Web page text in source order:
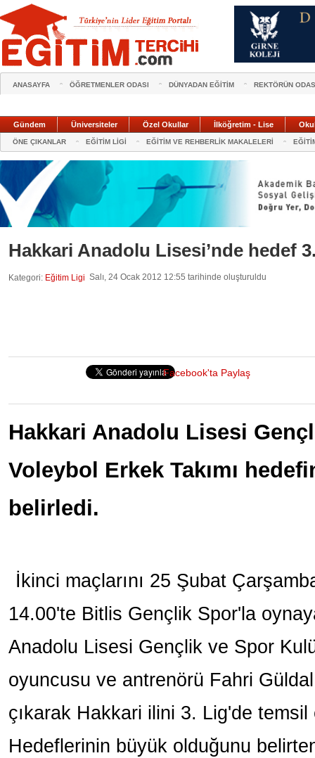
ANASAYFA ÖĞRETMENLER ODASI DÜNYADAN EĞİTİM REKTÖRÜN
Gündem Üniversiteler Özel Okullar İlköğretim - Lise
ÖNE ÇIKANLAR EĞİTİM LİGİ EĞİTİM VE REHBERLİK MAKALELERİ
Hakkari Anadolu Lisesi’nde hedef
Kategori: Eğitim Ligi Salı, 24 Ocak 2012 12:55 tarihinde oluşturuldu
Facebook'ta Paylaş
Hakkari Anadolu Lisesi
Voleybol Erkek Takımı
belirledi.
İkinci maçlarını 25 Şubat
14.00'te Bitlis Gençlik Spor'la
Anadolu Lisesi Gençlik ve Spor
oyuncusu ve antrenörü Fahri
çıkarak Hakkari ilini 3. Lig'de
Hedeflerinin büyük olduğunu